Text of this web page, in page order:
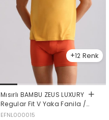
12
Mısırlı BAMBU ZEUS LUXURY
Regular Fit V Yaka Fanila /
T-Shirt Hardal
EFNL000015